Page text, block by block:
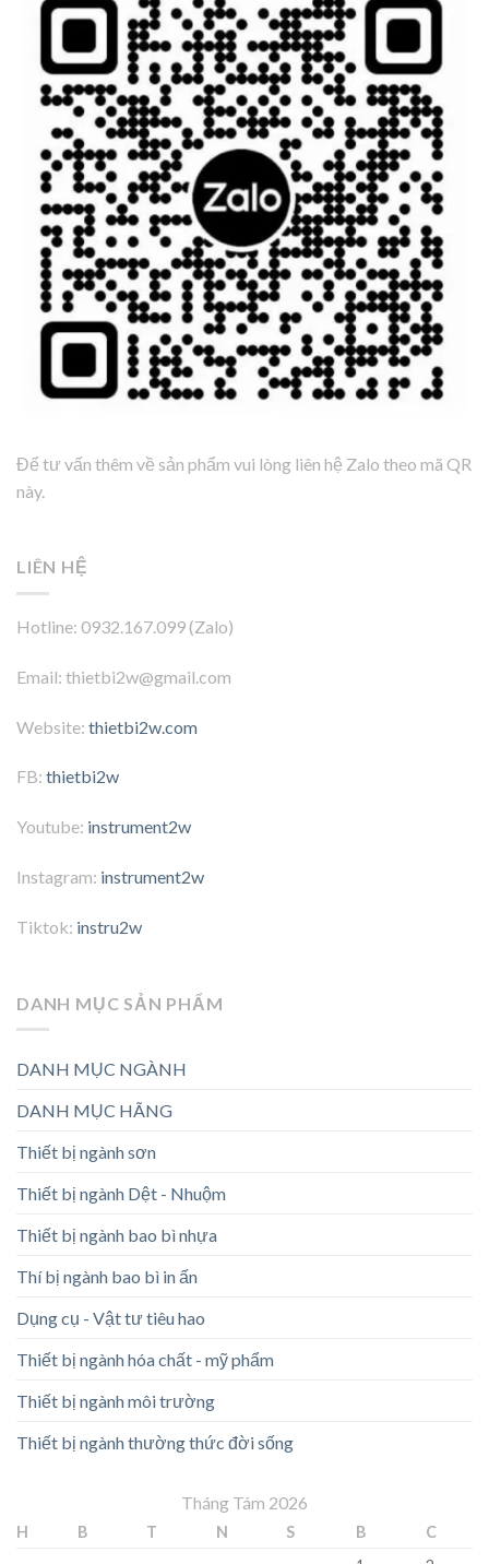
Để tư vấn thêm về sản phẩm vui lòng liên hệ Zalo theo mã QR
này.
LIÊN HỆ
Hotline: 0932.167.099 (Zalo)
Email: thietbi2w@gmail.com
Website: thietbi2w.com
FB: thietbi2w
Youtube: instrument2w
Instagram: instrument2w
Tiktok: instru2w
DANH MỤC SẢN PHẨM
DANH MỤC NGÀNH
DANH MỤC HÃNG
Thiết bị ngành sơn
Thiết bị ngành Dệt - Nhuộm
Thiết bị ngành bao bì nhựa
Thí bị ngành bao bì in ấn
Dụng cụ - Vật tư tiêu hao
Thiết bị ngành hóa chất - mỹ phẩm
Thiết bị ngành môi trường
Thiết bị ngành thường thức đời sống
Tháng Tám 2026
H B T N S B
C